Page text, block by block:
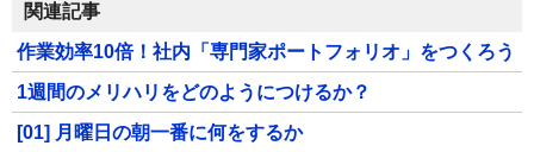
関連記事
作業効率10倍！社内「専門家ポートフォリオ」をつくろう
1週間のメリハリをどのようにつけるか？
[01] 月曜日の朝一番に何をするか